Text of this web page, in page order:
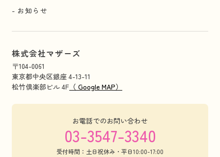
お知らせ
株式会社マザーズ
〒104-0061
東京都中央区銀座 4-13-11
松竹倶楽部ビル 4F （ Google MAP）
お電話でのお問い合わせ
03-3547-3340
受付時間：土日祝休み・平日10:00-17:00